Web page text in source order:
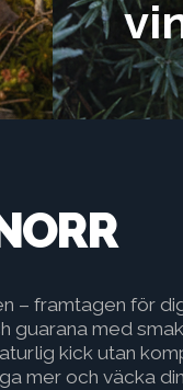
– framtagen för
guarana med
kick utan
mer och väcka